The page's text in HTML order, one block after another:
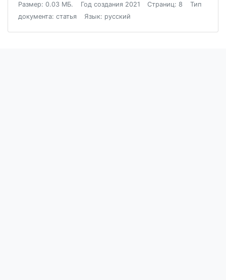
Размер: 0.03 МБ. Год создания 2021 Страниц: 8
Тип
документа: статья
Язык: русский